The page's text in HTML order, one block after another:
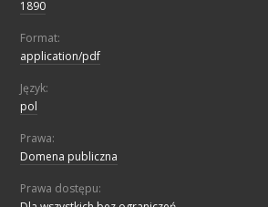
1890
Format:
application/pdf
Język:
pol
Prawa:
Domena publiczna
Prawa dostępu: